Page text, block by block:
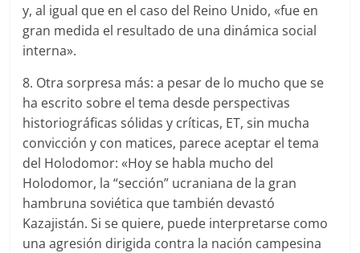
y, al igual que en el caso del Reino Unido, «fue en
gran medida el resultado de una dinámica social
interna».
8. Otra sorpresa más: a pesar de lo mucho que se
ha escrito sobre el tema desde perspectivas
historiográficas sólidas y críticas, ET, sin mucha
convicción y con matices, parece aceptar el tema
del Holodomor: «Hoy se habla mucho del
Holodomor, la “sección” ucraniana de la gran
hambruna soviética que también devastó
Kazajistán. Si se quiere, puede interpretarse como
una agresión dirigida contra la nación campesina